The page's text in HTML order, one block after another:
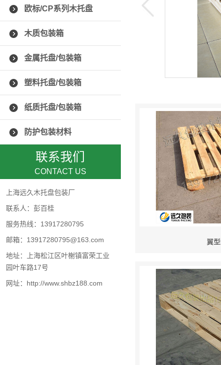
欧标/CP系列木托盘
木质包装箱
金属托盘/包装箱
塑料托盘/包装箱
纸质托盘/包装箱
防护包装材料
联系我们
CONTACT US
上海远久木托盘包装厂
联系人：彭百桂
服务热线：13917280795
邮箱：13917280795@163.com
地址：上海松江区叶榭镇富荣工业
园叶车路17号
网址：http://www.shbz188.com
具等行业的货...
翼